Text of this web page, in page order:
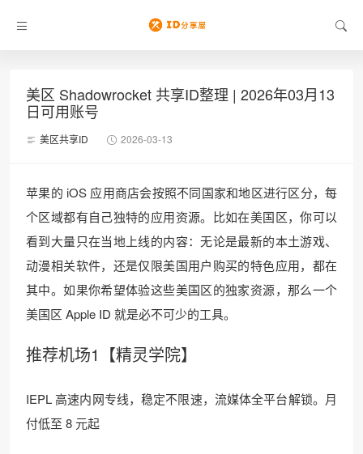
美区 Shadowrocket 共享ID整理 | 2026年03月13
日可用账号
美区共享ID 2026-03-13
苹果的 iOS 应用商店会按照不同国家和地区进行区分，每
个区域都有自己独特的应用资源。比如在美国区，你可以
看到大量只在当地上线的内容：无论是最新的本土游戏、
动漫相关软件，还是仅限美国用户购买的特色应用，都在
其中。如果你希望体验这些美国区的独家资源，那么一个
美国区 Apple ID 就是必不可少的工具。
推荐机场1【精灵学院】
IEPL 高速内网专线，稳定不限速，流媒体全平台解锁。月
付低至 8 元起